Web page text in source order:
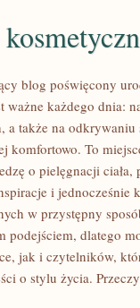
blog poświęcony
ważne każdego dnia:
a także na
komfortowo. To
o pielęgnacji
i jednocześnie
w przystępny
podejściem, dlatego
jak i czytelników,
o stylu życia.